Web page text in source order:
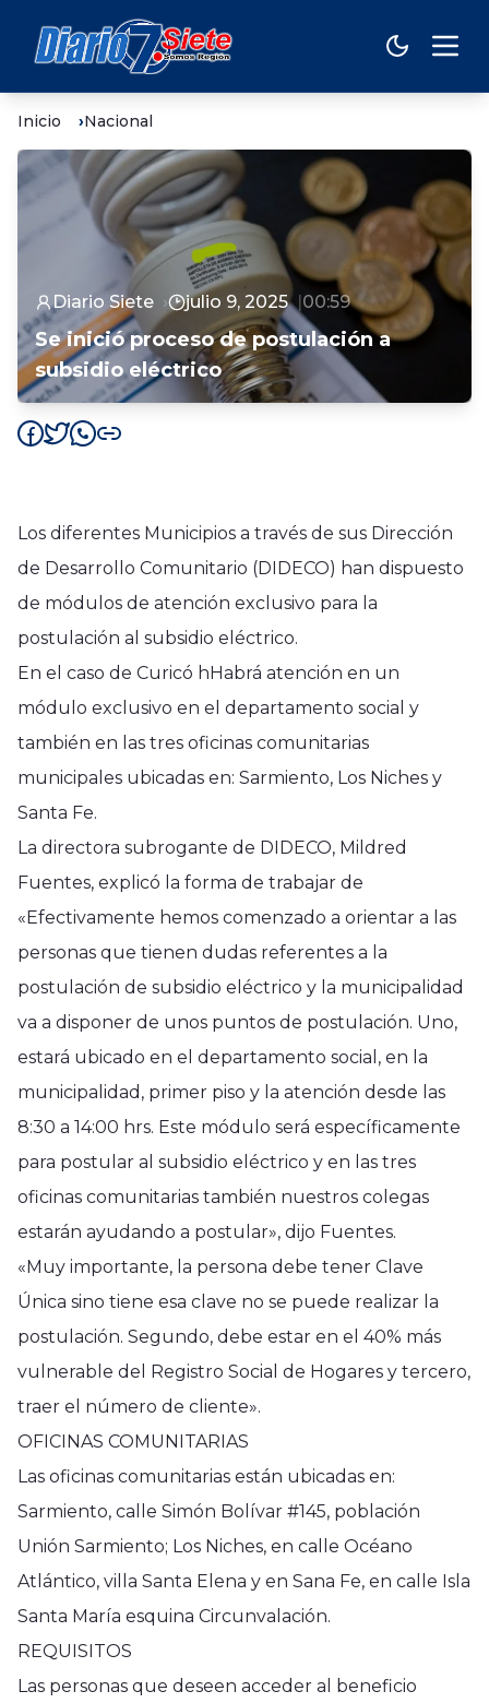
Inicio Nacional
Diario Siete julio 9, 2025 00:59
Se inició proceso de postulación a
subsidio eléctrico
Los diferentes Municipios a través de sus Dirección
de Desarrollo Comunitario (DIDECO) han dispuesto
de módulos de atención exclusivo para la
postulación al subsidio eléctrico.
En el caso de Curicó hHabrá atención en un
módulo exclusivo en el departamento social y
también en las tres oficinas comunitarias
municipales ubicadas en: Sarmiento, Los Niches y
Santa Fe.
La directora subrogante de DIDECO, Mildred
Fuentes, explicó la forma de trabajar de
«Efectivamente hemos comenzado a orientar a las
personas que tienen dudas referentes a la
postulación de subsidio eléctrico y la municipalidad
va a disponer de unos puntos de postulación. Uno,
estará ubicado en el departamento social, en la
municipalidad, primer piso y la atención desde las
8:30 a 14:00 hrs. Este módulo será específicamente
para postular al subsidio eléctrico y en las tres
oficinas comunitarias también nuestros colegas
estarán ayudando a postular», dijo Fuentes.
«Muy importante, la persona debe tener Clave
Única sino tiene esa clave no se puede realizar la
postulación. Segundo, debe estar en el 40% más
vulnerable del Registro Social de Hogares y tercero,
traer el número de cliente».
OFICINAS COMUNITARIAS
Las oficinas comunitarias están ubicadas en:
Sarmiento, calle Simón Bolívar #145, población
Unión Sarmiento; Los Niches, en calle Océano
Atlántico, villa Santa Elena y en Sana Fe, en calle Isla
Santa María esquina Circunvalación.
REQUISITOS
Las personas que deseen acceder al beneficio